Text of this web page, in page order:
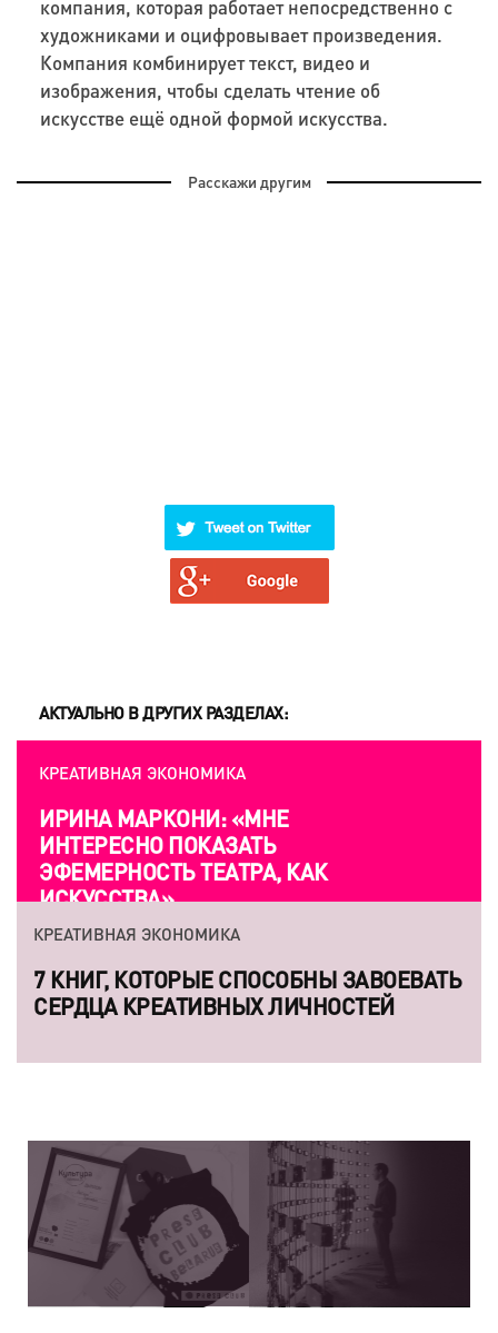
компания, которая работает непосредственно с
художниками и оцифровывает произведения.
Компания комбинирует текст, видео и
изображения, чтобы сделать чтение об
искусстве ещё одной формой искусства.
Расскажи другим
АКТУАЛЬНО В ДРУГИХ РАЗДЕЛАХ:
КРЕАТИВНАЯ ЭКОНОМИКА
ИРИНА МАРКОНИ: «МНЕ
ИНТЕРЕСНО ПОКАЗАТЬ
ЭФЕМЕРНОСТЬ ТЕАТРА, КАК
ИСКУССТВА»
КРЕАТИВНАЯ ЭКОНОМИКА
7 КНИГ, КОТОРЫЕ СПОСОБНЫ ЗАВОЕВАТЬ
СЕРДЦА КРЕАТИВНЫХ ЛИЧНОСТЕЙ